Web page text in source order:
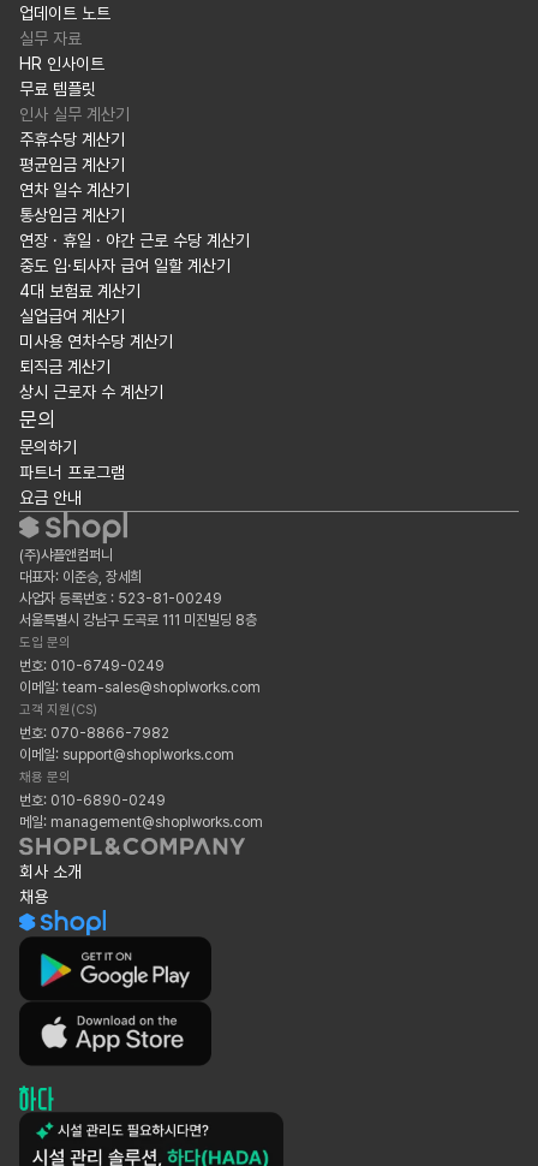
업데이트 노트
실무 자료
HR 인사이트
무료 템플릿
인사 실무 계산기
주휴수당 계산기
평균임금 계산기
연차 일수 계산기
통상임금 계산기
연장 · 휴일 · 야간 근로 수당 계산기
중도 입·퇴사자 급여 일할 계산기
4대 보험료 계산기
실업급여 계산기
미사용 연차수당 계산기
퇴직금 계산기
상시 근로자 수 계산기
문의
문의하기
파트너 프로그램
요금 안내
(주)샤플앤컴퍼니
대표자: 이준승, 장세희
사업자 등록번호 : 523-81-00249
서울특별시 강남구 도곡로 111 미진빌딩 8층
도입 문의
번호: 010-6749-0249
이메일: team-sales@shoplworks.com
고객 지원(CS)
번호: 070-8866-7982
이메일: support@shoplworks.com
채용 문의
번호: 010-6890-0249
메일: management@shoplworks.com
회사 소개
채용